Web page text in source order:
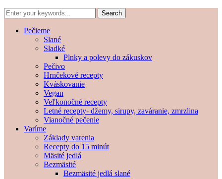
Pečieme
Slané
Sladké
Plnky a polevy do zákuskov
Pečivo
Hrnčekové recepty
Kváskovanie
Vegan
Veľkonočné recepty
Letné recepty- džemy, sirupy, zaváranie, zmrzlina
Vianočné pečenie
Varíme
Základy varenia
Recepty do 15 minút
Mäsité jedlá
Bezmäsité
Bezmäsité jedlá slané